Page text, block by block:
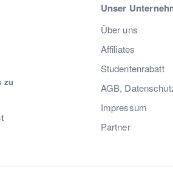
zu
Unser
Über uns
Affiliates
Studentenrabatt
AGB,
Impressum
Partner